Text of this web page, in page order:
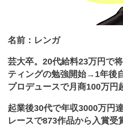
名前：レンガ
芸大卒。20代給料23万円で
ティングの勉強開始→1年後
プロデュースで月商100万円
起業後30代で年収3000万円
レースで873作品から入賞受